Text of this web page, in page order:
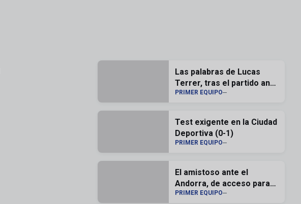
Las palabras de Lucas
Terrer, tras el partido ante
el Andorra
PRIMER EQUIPO
Test exigente en la Ciudad
Deportiva (0-1)
PRIMER EQUIPO
El amistoso ante el
Andorra, de acceso para
los zaragocistas
PRIMER EQUIPO